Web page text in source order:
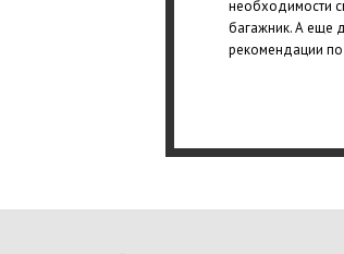
необходимости
багажник. А еще
рекомендации